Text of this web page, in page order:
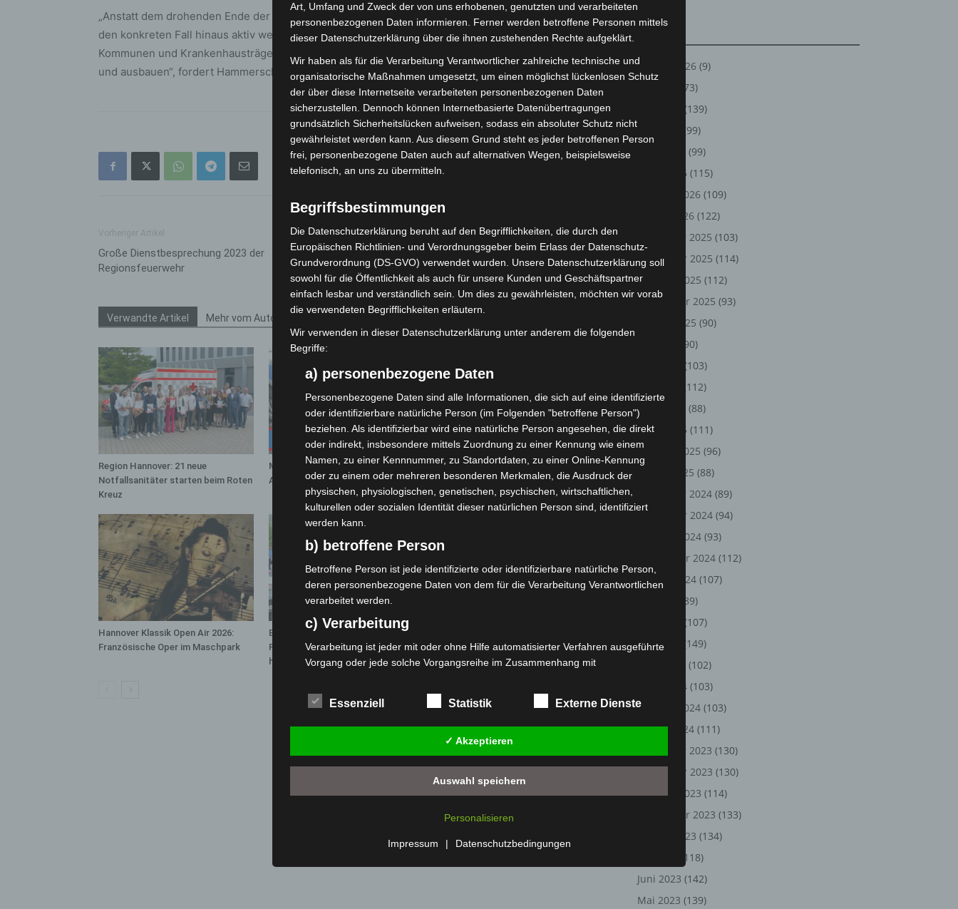
„Anstatt dem drohenden Ende der Kita Campuskinder tatenlos zuzusehen, sollte das Land über
den konkreten Fall hinaus aktiv werden und nach dem Vorbild der Einrichtung gemeinsam mit
Kommunen und Krankenhausträgern an weiteren Orten in Niedersachsen Betriebskitas einrichten
und ausbauen“, fordert Hammerschmidt.
Große Dienstbesprechung 2023 der
Regionsfeuerwehr
Nächster Artikel
Sechs Module ziehen zur Leibniz IGS
Verwandte Artikel Mehr vom Autor
Region Hannover: 21 neue
Notfallsanitäter starten beim Roten
Kreuz
Mann läuft mit Hockeyschläger über
A7 – Polizei sucht Zeugen
Hannover: Polizei stoppt 166
Trunkenheitsfahrten bei
Großkontrolle
Hannover Klassik Open Air 2026:
Französische Oper im Maschpark
Blaulichtmeile Langenhagen 2026:
Polizei, Feuerwehr und Rettung
hautnah erleben
Koffer für Prävention ein
August 2026 (9)
(73)
(139)
(99)
(99)
März 2026 (115)
Februar 2026 (109)
Januar 2026 (122)
Dezember 2025 (103)
November 2025 (114)
Oktober 2025 (112)
September 2025 (93)
August 2025 (90)
(90)
(103)
(112)
April 2025
(88)
März 2025 (111)
Februar 2025 (96)
Januar 2025 (88)
Dezember 2024 (89)
November 2024 (94)
Oktober 2024 (93)
September 2024 (112)
August 2024 (107)
(89)
(107)
Mai 2024
(149)
(102)
März 2024 (103)
Februar 2024 (103)
Januar 2024 (111)
Dezember 2023 (130)
November 2023 (130)
Oktober 2023 (114)
September 2023 (133)
August 2023 (134)
(118)
Juni 2023 (142)
Mai 2023 (139)
Art, Umfang und Zweck der von uns erhobenen, genutzten und verarbeiteten
personenbezogenen Daten informieren. Ferner werden betroffene Personen mittels
dieser Datenschutzerklärung über die ihnen zustehenden Rechte aufgeklärt.
Wir haben als für die Verarbeitung Verantwortlicher zahlreiche technische und
organisatorische Maßnahmen umgesetzt, um einen möglichst lückenlosen Schutz
der über diese Internetseite verarbeiteten personenbezogenen Daten
sicherzustellen. Dennoch können Internetbasierte Datenübertragungen
grundsätzlich Sicherheitslücken aufweisen, sodass ein absoluter Schutz nicht
gewährleistet werden kann. Aus diesem Grund steht es jeder betroffenen Person
frei, personenbezogene Daten auch auf alternativen Wegen, beispielsweise
telefonisch, an uns zu übermitteln.
Begriffsbestimmungen
Die Datenschutzerklärung beruht auf den Begrifflichkeiten, die durch den
Europäischen Richtlinien- und Verordnungsgeber beim Erlass der Datenschutz-
Grundverordnung (DS-GVO) verwendet wurden. Unsere Datenschutzerklärung soll
sowohl für die Öffentlichkeit als auch für unsere Kunden und Geschäftspartner
einfach lesbar und verständlich sein. Um dies zu gewährleisten, möchten wir vorab
die verwendeten Begrifflichkeiten erläutern.
Wir verwenden in dieser Datenschutzerklärung unter anderem die folgenden
Begriffe:
a) personenbezogene Daten
Personenbezogene Daten sind alle Informationen, die sich auf eine identifizierte
oder identifizierbare natürliche Person (im Folgenden "betroffene Person")
beziehen. Als identifizierbar wird eine natürliche Person angesehen, die direkt
oder indirekt, insbesondere mittels Zuordnung zu einer Kennung wie einem
Namen, zu einer Kennnummer, zu Standortdaten, zu einer Online-Kennung
oder zu einem oder mehreren besonderen Merkmalen, die Ausdruck der
physischen, physiologischen, genetischen, psychischen, wirtschaftlichen,
kulturellen oder sozialen Identität dieser natürlichen Person sind, identifiziert
werden kann.
b) betroffene Person
Betroffene Person ist jede identifizierte oder identifizierbare natürliche Person,
deren personenbezogene Daten von dem für die Verarbeitung Verantwortlichen
verarbeitet werden.
c) Verarbeitung
Verarbeitung ist jeder mit oder ohne Hilfe automatisierter Verfahren ausgeführte
Vorgang oder jede solche Vorgangsreihe im Zusammenhang mit
das Ordnen, die Speicherung, die Anpassung oder Veränderung, das Auslesen,
das Abfragen, die Verwendung, die Offenlegung durch Übermittlung, Verbreitung
oder eine andere Form der Bereitstellung, den Abgleich oder die Verknüpfung,
die Einschränkung, das Löschen oder die Vernichtung.
d) Einschränkung der Verarbeitung
Einschränkung der Verarbeitung ist die Markierung gespeicherter
Profiling ist jede Art der automatisierten Verarbeitung personenbezogener
Daten, die darin besteht, dass diese personenbezogenen Daten verwendet
werden, um bestimmte persönliche Aspekte, die sich auf eine natürliche Person
Essenziell Statistik Externe Dienste
✓ Akzeptieren
Auswahl speichern
Personalisieren
Impressum | Datenschutzbedingungen